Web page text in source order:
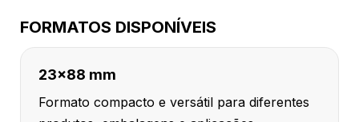
FORMATOS DISPONÍVEIS
23x88 mm
Formato compacto e versátil para diferentes